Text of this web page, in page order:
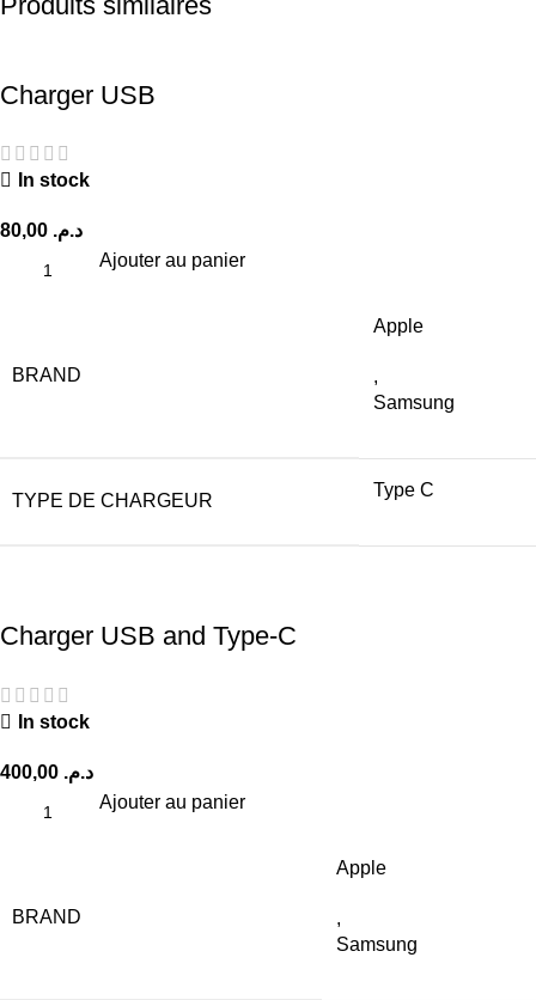
Charger USB
In stock
د.م.
Ajouter au panier
BRAND
Apple
,
Samsung
TYPE DE CHARGEUR
Type C
Charger USB and Type-C
In stock
د.م.
Ajouter au panier
BRAND
Apple
,
Samsung